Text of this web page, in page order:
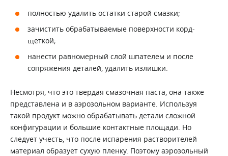
полностью удалить остатки старой смазки;
зачистить обрабатываемые поверхности корд-
щеткой;
нанести равномерный слой шпателем и после
сопряжения деталей, удалить излишки.
Несмотря, что это твердая смазочная паста, она также
представлена и в аэрозольном варианте. Используя
такой продукт можно обрабатывать детали сложной
конфигурации и большие контактные площади. Но
следует учесть, что после испарения растворителей
материал образует сухую пленку. Поэтому аэрозольный